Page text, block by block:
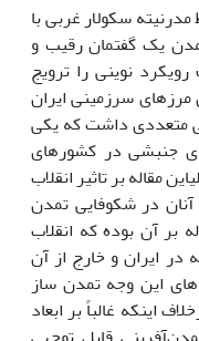
سکولار غربی با
یک گفتمان رقیب و
نوینی را ترویج
مرزهای سرزمینی ایران
متعددی داشت که یکی
جنبشی در کشورهای
مقاله بر تاثیر انقلاب
در شکوفایی تمدن
بر آن بوده که انقلاب
ایران و خارج از آن
این وجه تمدن ساز
اینکه غالباً بر ابعاد